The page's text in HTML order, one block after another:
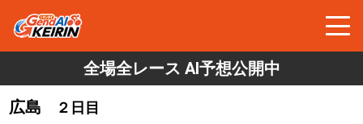
全場全レース AI予想公開中
広島
２日目